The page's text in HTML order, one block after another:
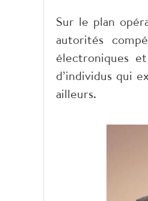
Sur le plan
autorités
électroniques
d’individus qui
ailleurs.